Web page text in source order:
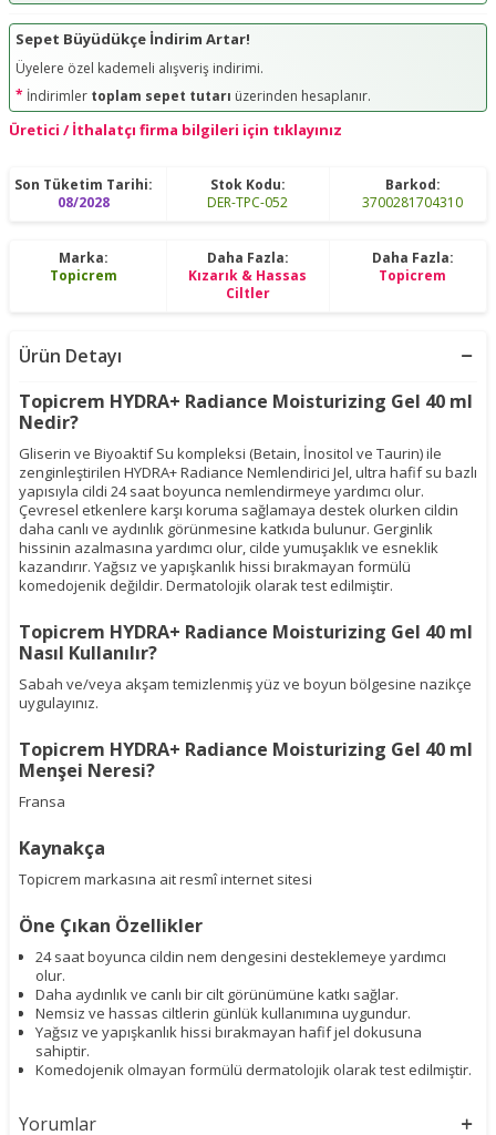
Sepet Büyüdükçe İndirim Artar!
Üyelere özel kademeli alışveriş indirimi.
* İndirimler toplam sepet tutarı üzerinden hesaplanır.
Üretici / İthalatçı firma bilgileri için tıklayınız
Son Tüketim Tarihi:
08/2028
Stok Kodu:
DER-TPC-052
Barkod:
3700281704310
Marka:
Topicrem
Daha Fazla:
Kızarık & Hassas
Ciltler
Daha Fazla:
Topicrem
Ürün Detayı
Topicrem HYDRA+ Radiance Moisturizing Gel 40 ml
Nedir?
Gliserin ve Biyoaktif Su kompleksi (Betain, İnositol ve Taurin) ile
zenginleştirilen HYDRA+ Radiance Nemlendirici Jel, ultra hafif su bazlı
yapısıyla cildi 24 saat boyunca nemlendirmeye yardımcı olur.
Çevresel etkenlere karşı koruma sağlamaya destek olurken cildin
daha canlı ve aydınlık görünmesine katkıda bulunur. Gerginlik
hissinin azalmasına yardımcı olur, cilde yumuşaklık ve esneklik
kazandırır. Yağsız ve yapışkanlık hissi bırakmayan formülü
komedojenik değildir. Dermatolojik olarak test edilmiştir.
Topicrem HYDRA+ Radiance Moisturizing Gel 40 ml
Nasıl Kullanılır?
Sabah ve/veya akşam temizlenmiş yüz ve boyun bölgesine nazikçe
uygulayınız.
Topicrem HYDRA+ Radiance Moisturizing Gel 40 ml
Menşei Neresi?
Fransa
Kaynakça
Topicrem markasına ait resmî internet sitesi
Öne Çıkan Özellikler
24 saat boyunca cildin nem dengesini desteklemeye yardımcı
olur.
Daha aydınlık ve canlı bir cilt görünümüne katkı sağlar.
Nemsiz ve hassas ciltlerin günlük kullanımına uygundur.
Yağsız ve yapışkanlık hissi bırakmayan hafif jel dokusuna
sahiptir.
Komedojenik olmayan formülü dermatolojik olarak test edilmiştir.
Yorumlar